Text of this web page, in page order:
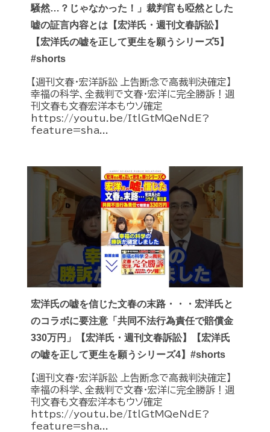
騒然…？じゃなかった！」裁判官も啞然とした
嘘の証言内容とは【宏洋氏・週刊文春訴訟】
【宏洋氏の嘘を正して更生を願うシリーズ5】
#shorts
【週刊文春・宏洋訴訟 上告断念で高裁判決確定】
幸福の科学、全裁判で文春・宏洋に完全勝訴！週
刊文春も文春宏洋本もウソ確定
https://youtu.be/ItlGtMQeNdE?
feature=sha...
宏洋氏の嘘を信じた文春の末路・・・宏洋氏と
のコラボに要注意「共同不法行為責任で賠償金
330万円」【宏洋氏・週刊文春訴訟】【宏洋氏
の嘘を正して更生を願うシリーズ4】#shorts
【週刊文春・宏洋訴訟 上告断念で高裁判決確定】
幸福の科学、全裁判で文春・宏洋に完全勝訴！週
刊文春も文春宏洋本もウソ確定
https://youtu.be/ItlGtMQeNdE?
feature=sha...